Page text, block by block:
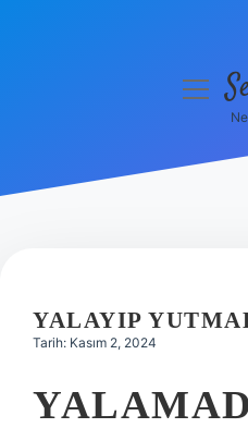
Hakkımızda
menüyü
YALAYIP
Tarih: Kasım 2, 2024